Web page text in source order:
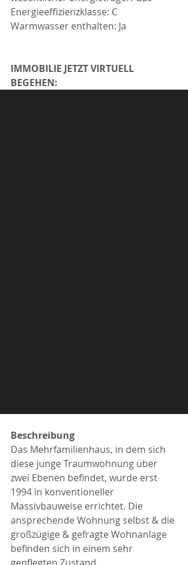
Energieeffizienzklasse: C
Warmwasser enthalten: Ja
IMMOBILIE JETZT VIRTUELL
BEGEHEN:
Beschreibung
Das Mehrfamilienhaus, in dem sich
diese junge Traumwohnung über
zwei Ebenen befindet, wurde erst
1994 in konventioneller
Massivbauweise errichtet. Die
ansprechende Wohnung selbst & die
großzügige & gefragte Wohnanlage
befinden sich in einem sehr